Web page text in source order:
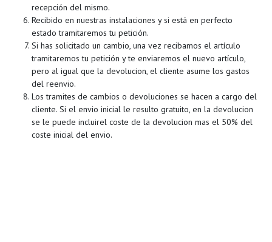
recepción del mismo.
Recibido en nuestras instalaciones y si está en perfecto
estado tramitaremos tu petición.
Si has solicitado un cambio, una vez recibamos el artículo
tramitaremos tu petición y te enviaremos el nuevo artículo,
pero al igual que la devolucion, el cliente asume los gastos
del reenvio.
Los tramites de cambios o devoluciones se hacen a cargo del
cliente. Si el envio inicial le resulto gratuito, en la devolucion
se le puede incluirel coste de la devolucion mas el 50% del
coste inicial del envio.